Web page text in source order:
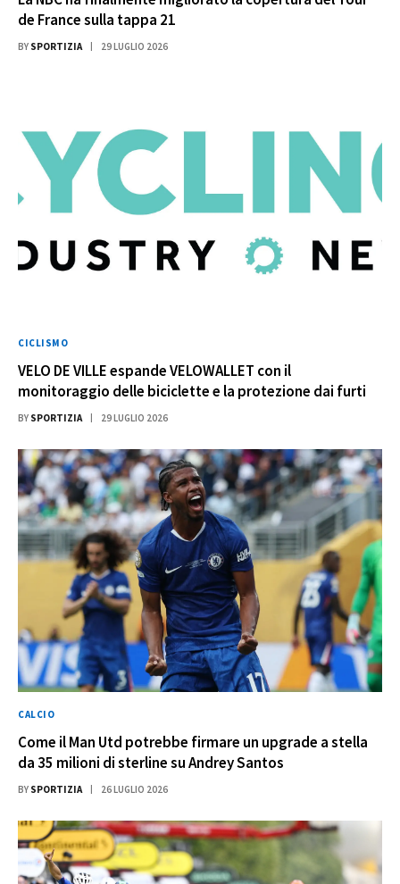
de France sulla tappa 21
BY SPORTIZIA 29 LUGLIO 2026
CICLISMO
VELO DE VILLE espande VELOWALLET con il
monitoraggio delle biciclette e la protezione dai furti
BY SPORTIZIA 29 LUGLIO 2026
CALCIO
Come il Man Utd potrebbe firmare un upgrade a stella
da 35 milioni di sterline su Andrey Santos
BY SPORTIZIA 26 LUGLIO 2026